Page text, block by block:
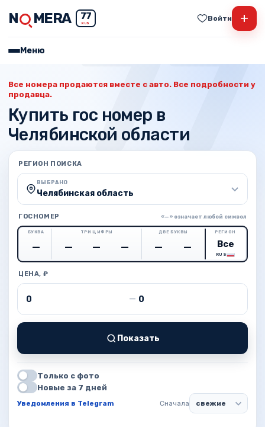
N MERA 77
RUS
Войти +
Меню
Все номера продаются вместе с авто. Все подробности у
продавца.
Купить гос номер в
Челябинской области
РЕГИОН ПОИСКА
ВЫБРАНО
Челябинская область
ГОСНОМЕР «—» означает любой символ
БУКВА ТРИ ЦИФРЫ ДВЕ БУКВЫ РЕГИОН
RUS
ЦЕНА, ₽
Цена от — Цена до
Показать
Только с фото
Новые за 7 дней
Уведомления в Telegram Сначала